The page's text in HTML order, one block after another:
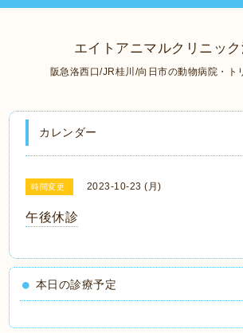
エイトアニマルクリニック
阪急洛西口/JR桂川/向日市の動物病院・ト
カレンダー
時間変更 2023-10-23 (月)
午後休診
本日の診療予定